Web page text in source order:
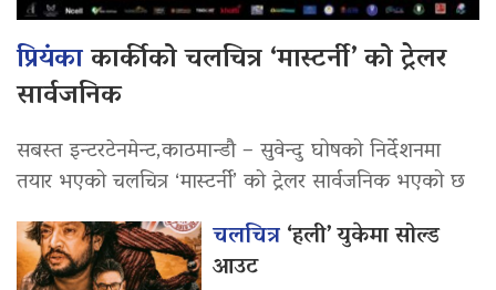
प्रियंकाकार्कीको चलचित्र ‘मास्टर्नी’ को ट्रेलर
सार्वजनिक
सबस्त इन्टरटेनमेन्ट,काठमान्डौ – सुवेन्दु घोषको निर्देशनमा
तयार भएको चलचित्र ‘मास्टर्नी’ को ट्रेलर सार्वजनिक भएको छ
चलचित्र‘हली’ युकेमा सोल्ड
आउट